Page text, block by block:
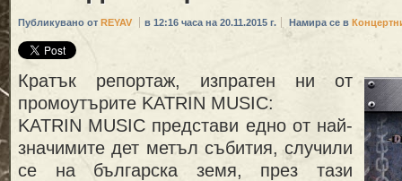
Публикувано от REYAV в 12:16 часа на 20.11.2015 г. Намира се в
Кратък репортаж, изпратен ни от
промоутърите KATRIN MUSIC:
KATRIN MUSIC представи едно от най-
значимите дет метъл събития, случили
се на българска земя, през тази